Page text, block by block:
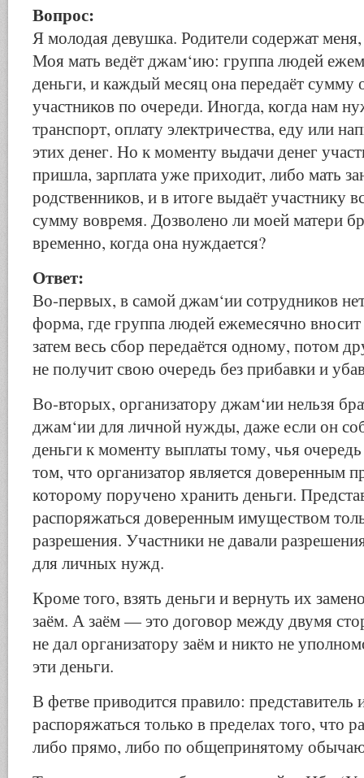
Вопрос:
Я молодая девушка. Родители содержат
Моя мать ведёт джам‘ию: группа людей
деньги, и каждый месяц она передаёт сумму
участников по очереди. Иногда, когда нам
транспорт, оплату электричества, еду или
этих денег. Но к моменту выдачи денег
пришла, зарплата уже приходит, либо мать
родственников, и в итоге выдаёт участнику
сумму вовремя. Дозволено ли моей матери
временно, когда она нуждается?
Ответ:
Во-первых, в самой джам‘ии сотрудников
форма, где группа людей ежемесячно
затем весь сбор передаётся одному, потом
не получит свою очередь без прибавки и
Во-вторых, организатору джам‘ии нельзя
джам‘ии для личной нужды, даже если он
деньги к моменту выплаты тому, чья
том, что организатор является доверенным
которому поручено хранить деньги.
распоряжаться доверенным имуществом
разрешения. Участники не давали
для личных нужд.
Кроме того, взять деньги и вернуть их
заём. А заём — это договор между двумя
не дал организатору заём и никто не
эти деньги.
В фетве приводится правило: представитель
распоряжаться только в пределах того, что
либо прямо, либо по общепринятому